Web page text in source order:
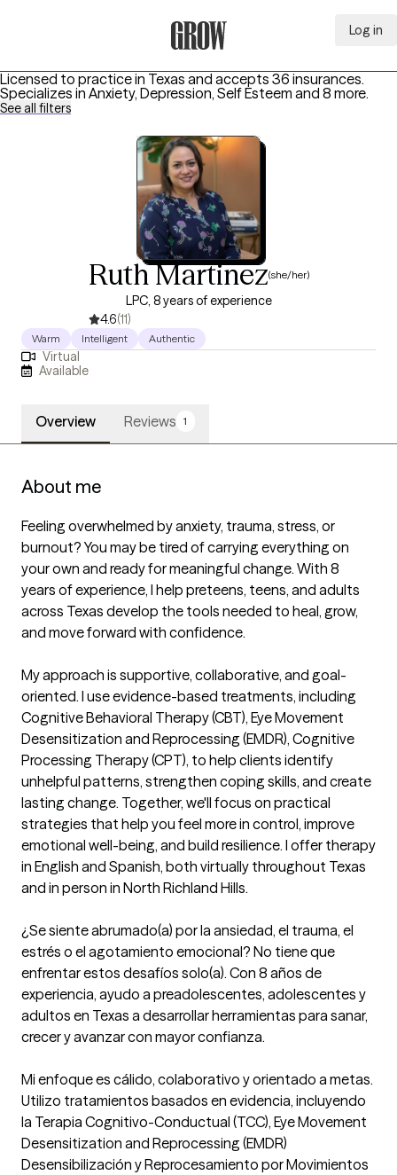
Log in
Licensed to practice in Texas and accepts 36 insurances.
Specializes in Anxiety, Depression, Self Esteem and 8 more.
See all filters
Ruth Martinez(she/her)
LPC, 8 years of experience
4.6(11)
Warm Intelligent Authentic
Virtual
Available
Overview Reviews 1
About me
Feeling overwhelmed by anxiety, trauma, stress, or
burnout? You may be tired of carrying everything on
your own and ready for meaningful change. With 8
years of experience, I help preteens, teens, and adults
across Texas develop the tools needed to heal, grow,
and move forward with confidence.
My approach is supportive, collaborative, and goal-
oriented. I use evidence-based treatments, including
Cognitive Behavioral Therapy (CBT), Eye Movement
Desensitization and Reprocessing (EMDR), Cognitive
Processing Therapy (CPT), to help clients identify
unhelpful patterns, strengthen coping skills, and create
lasting change. Together, we'll focus on practical
strategies that help you feel more in control, improve
emotional well-being, and build resilience. I offer therapy
in English and Spanish, both virtually throughout Texas
and in person in North Richland Hills.
¿Se siente abrumado(a) por la ansiedad, el trauma, el
estrés o el agotamiento emocional? No tiene que
enfrentar estos desafíos solo(a). Con 8 años de
experiencia, ayudo a preadolescentes, adolescentes y
adultos en Texas a desarrollar herramientas para sanar,
crecer y avanzar con mayor confianza.
Mi enfoque es cálido, colaborativo y orientado a metas.
Utilizo tratamientos basados en evidencia, incluyendo
la Terapia Cognitivo-Conductual (TCC), Eye Movement
Desensitization and Reprocessing (EMDR)
Desensibilización y Reprocesamiento por Movimientos